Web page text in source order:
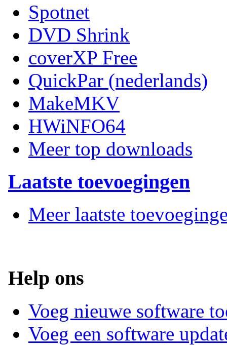
Spotnet
DVD Shrink
coverXP Free
QuickPar (nederlands)
MakeMKV
HWiNFO64
Meer top downloads
Laatste toevoegingen
Meer laatste
Help ons
Voeg nieuwe software
Voeg een software